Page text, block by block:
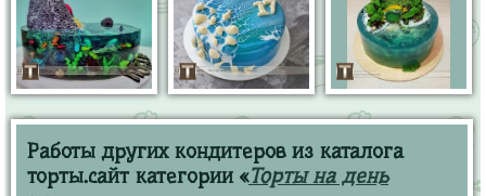
Работы других кондитеров из каталога
торты.сайт категории «Торты на день